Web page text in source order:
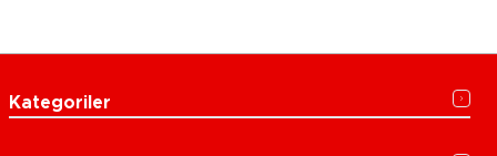
Kategoriler